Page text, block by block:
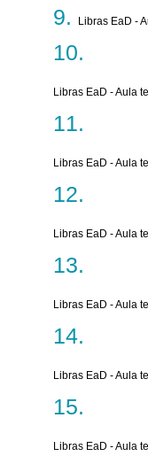
Libras EaD -
Libras EaD - Aula
Libras EaD - Aula
Libras EaD - Aula
Libras EaD - Aula
Libras EaD - Aula
Libras EaD - Aula